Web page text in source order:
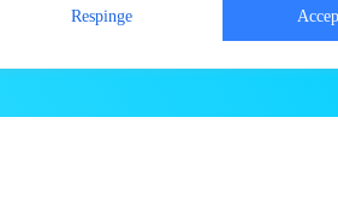
Respinge